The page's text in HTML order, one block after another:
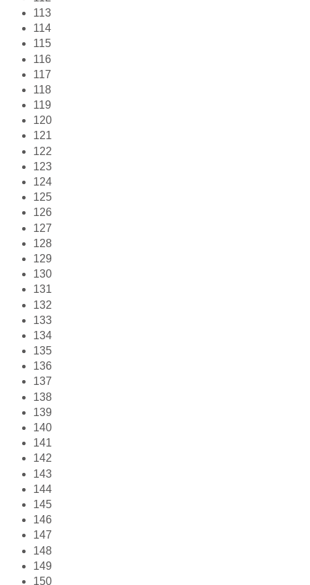
113
114
115
116
117
118
119
120
121
122
123
124
125
126
127
128
129
130
131
132
133
134
135
136
137
138
139
140
141
142
143
144
145
146
147
148
149
150